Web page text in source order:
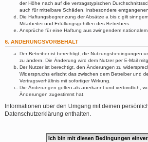
der Höhe nach auf die vertragstypischen
auch für mittelbare Schäden, insbesondere
Die Haftungsbegrenzung der Absätze a bis c gilt
Mitarbeiter und Erfüllungsgehilfen des Betreibers.
Ansprüche für eine Haftung aus zwingendem
6. ÄNDERUNGSVORBEHALT
Der Betreiber ist berechtigt, die Nutzungsbedingungen
zu ändern. Die Änderung wird dem Nutzer per E-Mail
Der Nutzer ist berechtigt, den Änderungen zu
Widerspruchs erlischt das zwischen dem Betreiber und
Vertragsverhältnis mit sofortiger Wirkung.
Die Änderungen gelten als anerkannt und verbindlich,
Änderungen zugestimmt hat.
Informationen über den Umgang mit deinen
Datenschutzerklärung enthalten.